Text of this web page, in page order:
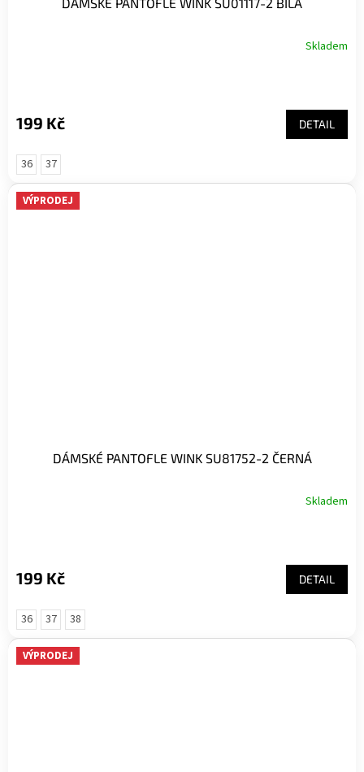
Skladem
199 Kč DETAIL
36 37
VÝPRODEJ
DÁMSKÉ PANTOFLE WINK SU81752-2 ČERNÁ
Skladem
199 Kč DETAIL
36 37 38
VÝPRODEJ